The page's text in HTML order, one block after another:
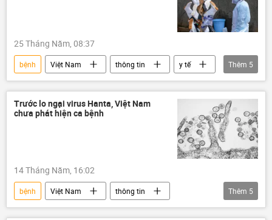
25 Tháng Năm, 08:37
bệnh Việt Nam thông tin
y tế
Bộ Y Tế Việt Nam
Ebola
truyền dịch
bệnh viện
Thêm 5
Trước lo ngại virus Hanta, Việt Nam
chưa phát hiện ca bệnh
14 Tháng Năm, 16:02
bệnh Việt Nam
thông tin
truyền dịch
Xã hội
Thêm 5